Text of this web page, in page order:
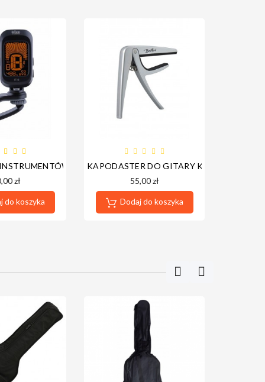
BOSTON IT-5
zł
do koszyka
KAPODASTER DO GITARY KLASYCZNEJ
55,00 zł
Dodaj do koszyka